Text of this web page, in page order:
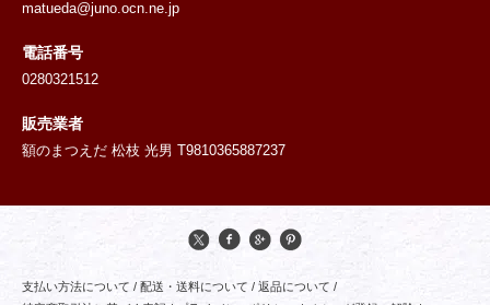
matueda@juno.ocn.ne.jp
電話番号
0280321512
販売業者
額のまつえだ 松枝 光男 T9810365887237
支払い方法について / 配送・送料について / 返品について /